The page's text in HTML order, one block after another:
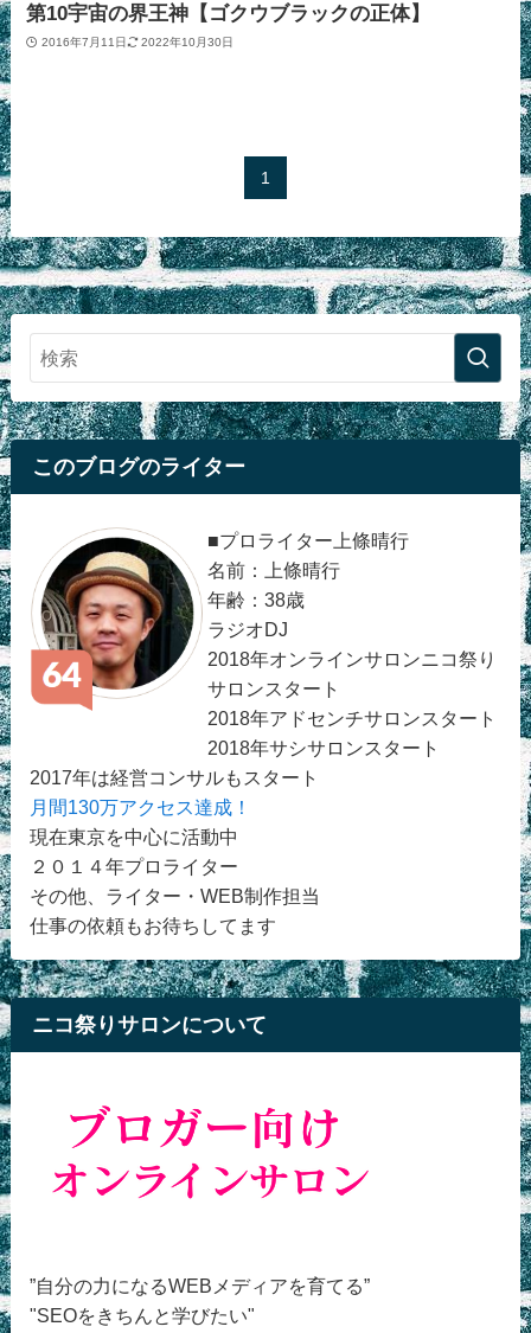
第10宇宙の界王神【ゴクウブラックの正体】
2016年7月11日 2022年10月30日
1
このブログのライター
■プロライター上條晴行
名前：上條晴行
年齢：38歳
ラジオDJ
2018年オンラインサロンニコ祭り
サロンスタート
2018年アドセンチサロンスタート
2018年サシサロンスタート
2017年は経営コンサルもスタート
月間130万アクセス達成！
現在東京を中心に活動中
２０１４年プロライター
その他、ライター・WEB制作担当
仕事の依頼もお待ちしてます
ニコ祭りサロンについて
”自分の力になるWEBメディアを育てる”
"SEOをきちんと学びたい"